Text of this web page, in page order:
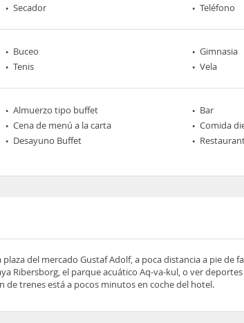
Secador Teléfono
Buceo
Gimnasia
Tenis Vela
Almuerzo tipo buffet
Bar
Cena de menú a la carta
Comida
Desayuno Buffet
del mercado Gustaf Adolf, a poca distancia a pie de
Ribersborg, el parque acuático Aq-va-kul, o ver
de trenes está a pocos minutos en coche del hotel.